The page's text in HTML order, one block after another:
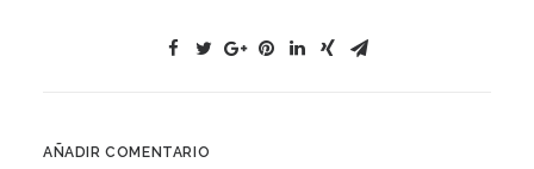
AÑADIR COMENTARIO